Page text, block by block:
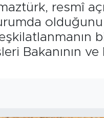
resmî
Bakanının